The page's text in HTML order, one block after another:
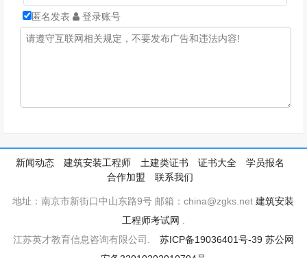
匿名发表 登录账号
新闻动态 建筑安装工程师 土建类证书 证书大全
学员报名
合作加盟
联系我们
地址：南京市新街口中山东路9号 邮箱：china@zgks.net建筑安装
工程师考试网 .
江苏英才教育信息咨询有限公司. 苏ICP备19036401号-39 苏公网